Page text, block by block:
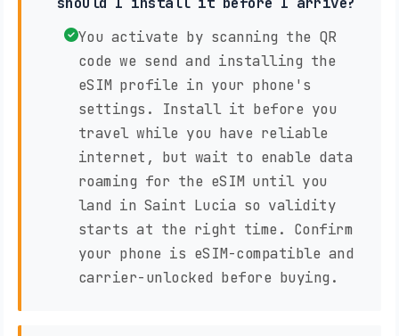
You activate by scanning the QR
code we send and installing the
eSIM profile in your phone's
settings. Install it before you
travel while you have reliable
internet, but wait to enable data
roaming for the eSIM until you
land in Saint Lucia so validity
starts at the right time. Confirm
your phone is eSIM-compatible and
carrier-unlocked before buying.